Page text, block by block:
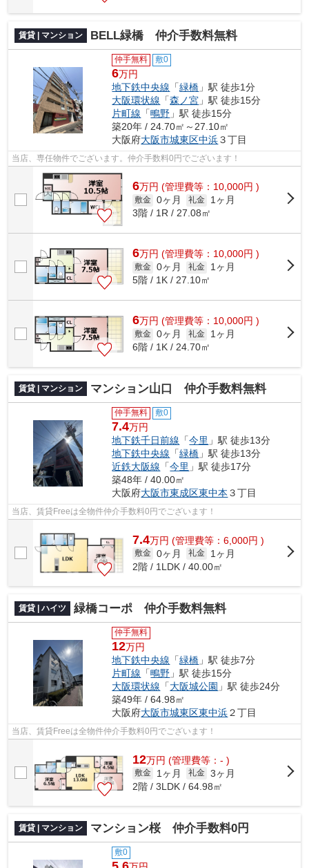
賃貸 | マンション BELL緑橋 仲介手数料無料
仲手無料 敷0
6万円
地下鉄中央線 「緑橋 」駅 徒歩1分
大阪環状線 「森ノ宮 」駅 徒歩15分
片町線 「鴫野 」駅 徒歩15分
築20年 / 24.70㎡～27.10㎡
大阪府大阪市城東区中浜３丁目
当店、専任物件でございます。仲介手数料0円でございます！
6万円 (管理費等：10,000円 )
敷金 0ヶ月 礼金
1ヶ月
3階 / 1R / 27.08㎡
6万円 (管理費等：10,000円 )
敷金 0ヶ月 礼金
1ヶ月
5階 / 1K / 27.10㎡
6万円 (管理費等：10,000円 )
敷金 0ヶ月 礼金
1ヶ月
6階 / 1K / 24.70㎡
賃貸 | マンション マンション山口 仲介手数料無料
仲手無料 敷0
7.4万円
地下鉄千日前線 「今里 」駅 徒歩13分
地下鉄中央線 「緑橋 」駅 徒歩13分
近鉄大阪線 「今里 」駅 徒歩17分
築48年 / 40.00㎡
大阪府大阪市東成区東中本 ３丁目
当店、賃貸Freeは全物件仲介手数料0円でございます！
7.4万円 (管理費等：6,000円 )
敷金 0ヶ月 礼金
1ヶ月
2階 / 1LDK / 40.00㎡
賃貸 | ハイツ 緑橋コーポ 仲介手数料無料
仲手無料
12万円
地下鉄中央線 「緑橋 」駅 徒歩7分
片町線 「鴫野 」駅 徒歩15分
大阪環状線 「大阪城公園 」駅 徒歩24分
築49年 / 64.98㎡
大阪府大阪市城東区東中浜２丁目
当店、賃貸Freeは全物件仲介手数料0円でございます！
12万円 (管理費等：- )
敷金 1ヶ月 礼金 3ヶ月
2階 / 3LDK / 64.98㎡
賃貸 | マンション マンション桜 仲介手数料0円
敷0